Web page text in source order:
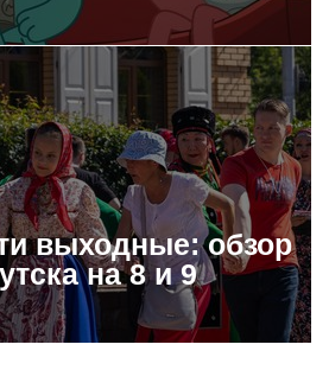
выходные: обзор
на 8 и 9